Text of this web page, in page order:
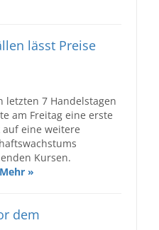
lässt Preise
letzten 7 Handelstagen
am Freitag eine erste
eine weitere
Kursen.
Mehr »
dem